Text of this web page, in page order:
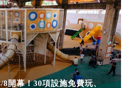
開幕！30項設施免費玩、